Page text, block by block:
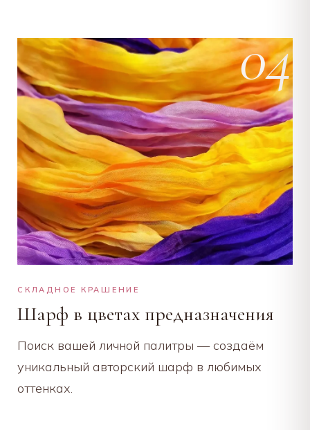
04
СКЛАДНОЕ КРАШЕНИЕ
Шарф в цветах предназначения
Поиск вашей личной палитры — создаём
уникальный авторский шарф в любимых
оттенках.